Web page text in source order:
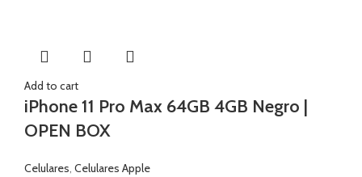
Add to cart
iPhone 11 Pro Max 64GB 4GB Negro |
OPEN BOX
Celulares Celulares Apple